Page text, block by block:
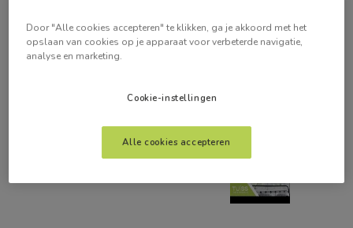
Door "Alle cookies accepteren" te klikken, ga je akkoord met het
opslaan van cookies op je apparaat voor verbeterde navigatie,
analyse en marketing.
Cookie-instellingen
Alle cookies accepteren